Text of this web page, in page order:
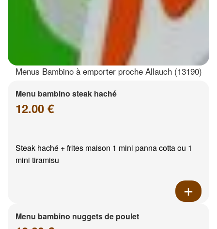
Menus Bambino à emporter proche Allauch (13190)
Menu bambino steak haché
12.00 €
Steak haché + frites maison 1 mini panna cotta ou 1
mini tiramisu
Menu bambino nuggets de poulet